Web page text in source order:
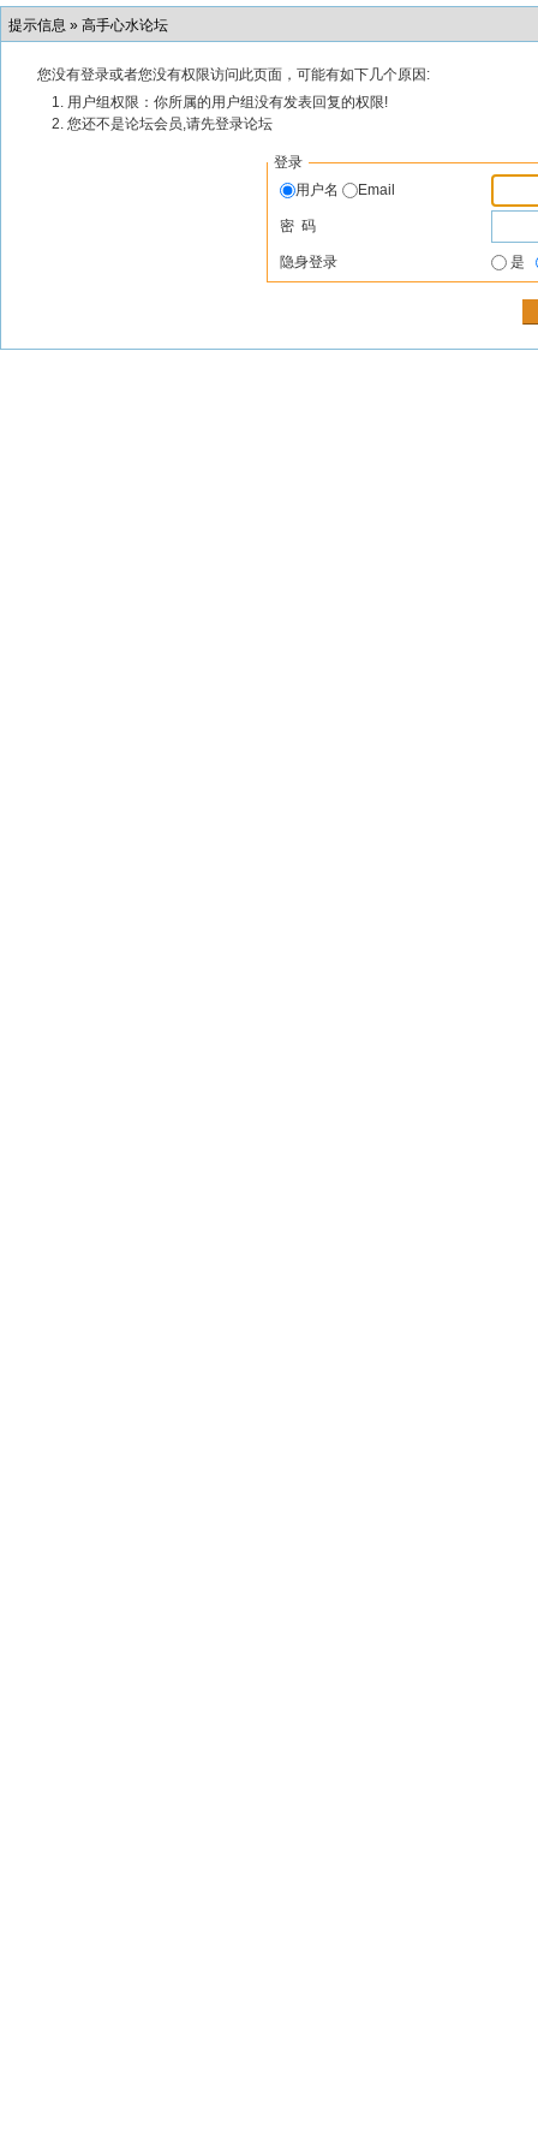
提示信息 » 高手心水论坛
您没有登录或者您没有权限访问此页面，可能有如下几个原因:
用户组权限：你所属的用户组没有发表回复的权限!
您还不是论坛会员,请先登录论坛
登录
用户名
Email
密 码
隐身登录 是